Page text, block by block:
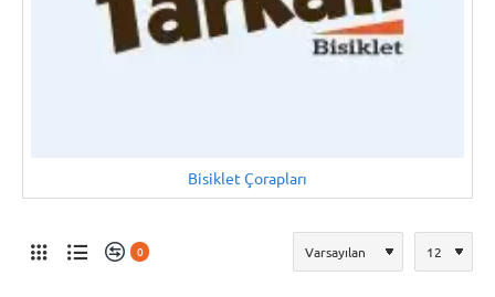
Bisiklet Çorapları
0